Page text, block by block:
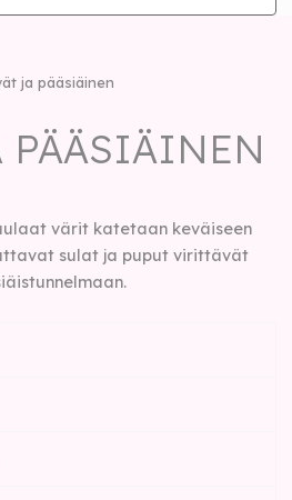
ja pääsiäinen
PÄÄSIÄINEN
värit katetaan keväiseen
sulat ja puput virittävät